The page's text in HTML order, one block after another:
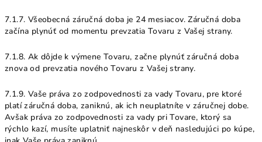
7.1.7. Všeobecná záručná doba je 24 mesiacov. Záručná doba
začína plynúť od momentu prevzatia Tovaru z Vašej strany.
7.1.8. Ak dôjde k výmene Tovaru, začne plynúť záručná doba
znova od prevzatia nového Tovaru z Vašej strany.
7.1.9. Vaše práva zo zodpovednosti za vady Tovaru, pre ktoré
platí záručná doba, zaniknú, ak ich neuplatníte v záručnej dobe.
Avšak práva zo zodpovednosti za vady pri Tovare, ktorý sa
rýchlo kazí, musíte uplatniť najneskôr v deň nasledujúci po kúpe,